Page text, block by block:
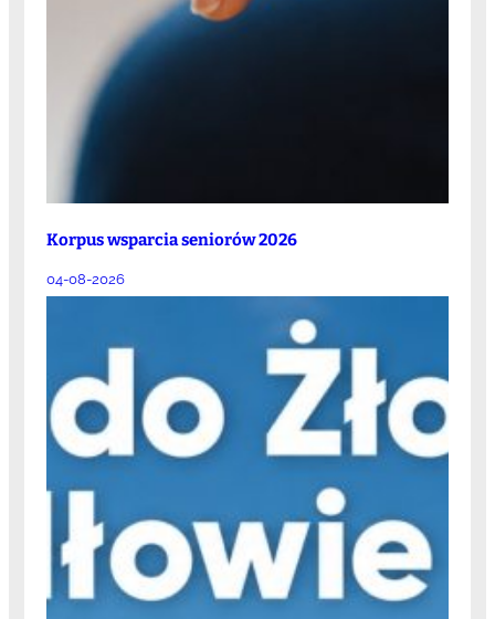
Korpus wsparcia seniorów 2026
04-08-2026